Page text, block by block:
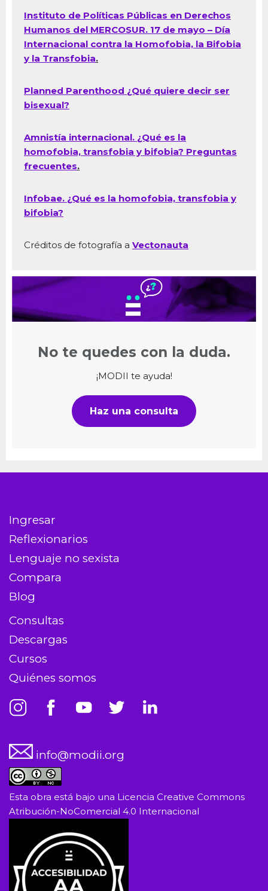
Instituto de Políticas Públicas en Derechos
Humanos del MERCOSUR. 17 de mayo – Día
Internacional contra la Homofobia, la Bifobia
y la Transfobia.
Planned Parenthood ¿Qué quiere decir ser
bisexual?
Amnistía internacional. ¿Qué es la
homofobia, transfobia y bifobia? Preguntas
frecuentes.
Infobae. ¿Qué es la homofobia, transfobia y
bifobia?
Créditos de fotografía a Vectonauta
No te quedes con la duda.
¡MODII te ayuda!
Haz una consulta
Ingresar
Reflexionarios
Lenguaje no sexista
Compara
Blog
Consultas
Descargas
Cursos
Quiénes somos
info@modii.org
Esta obra está bajo una Licencia Creative Commons
Atribución-NoComercial 4.0 Internacional